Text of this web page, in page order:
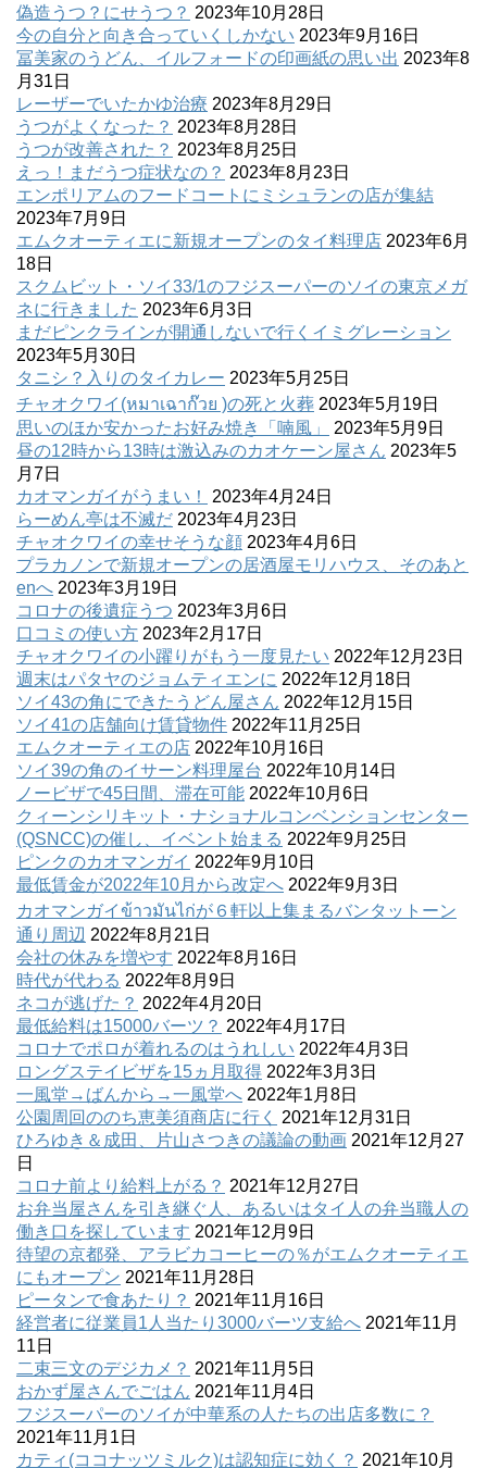
偽造うつ？にせうつ？ 2023年10月28日
今の自分と向き合っていくしかない 2023年9月16日
冨美家のうどん、イルフォードの印画紙の思い出 2023年8
月31日
レーザーでいたかゆ治療 2023年8月29日
うつがよくなった？ 2023年8月28日
うつが改善された？ 2023年8月25日
えっ！まだうつ症状なの？ 2023年8月23日
エンポリアムのフードコートにミシュランの店が集結
2023年7月9日
エムクオーティエに新規オープンのタイ料理店 2023年6月
18日
スクムビット・ソイ33/1のフジスーパーのソイの東京メガ
ネに行きました 2023年6月3日
まだピンクラインが開通しないで行くイミグレーション
2023年5月30日
タニシ？入りのタイカレー 2023年5月25日
チャオクワイ(หมาเฉาก๊วย )の死と火葬 2023年5月19日
思いのほか安かったお好み焼き「喃風」
2023年5月9日
昼の12時から13時は激込みのカオケーン屋さん 2023年5
月7日
カオマンガイがうまい！
2023年4月24日
らーめん亭は不滅だ 2023年4月23日
チャオクワイの幸せそうな顔 2023年4月6日
プラカノンで新規オープンの居酒屋モリハウス、そのあと
enへ 2023年3月19日
コロナの後遺症うつ 2023年3月6日
口コミの使い方 2023年2月17日
チャオクワイの小躍りがもう一度見たい 2022年12月23日
週末はパタヤのジョムティエンに 2022年12月18日
ソイ43の角にできたうどん屋さん 2022年12月15日
ソイ41の店舗向け賃貸物件 2022年11月25日
エムクオーティエの店 2022年10月16日
ソイ39の角のイサーン料理屋台 2022年10月14日
ノービザで45日間、滞在可能 2022年10月6日
クィーンシリキット・ナショナルコンベンションセンター
(QSNCC)の催し、イベント始まる 2022年9月25日
ピンクのカオマンガイ 2022年9月10日
最低賃金が2022年10月から改定へ 2022年9月3日
カオマンガイข้าวมันไก่が６軒以上集まるバンタットーン
通り周辺 2022年8月21日
会社の休みを増やす 2022年8月16日
時代が代わる 2022年8月9日
ネコが逃げた？ 2022年4月20日
最低給料は15000バーツ？ 2022年4月17日
コロナでポロが着れるのはうれしい 2022年4月3日
ロングステイビザを15ヵ月取得 2022年3月3日
一風堂→ばんから→一風堂へ 2022年1月8日
公園周回ののち恵美須商店に行く
2021年12月31日
ひろゆき＆成田、片山さつきの議論の動画 2021年12月27
日
コロナ前より給料上がる？ 2021年12月27日
お弁当屋さんを引き継ぐ人、あるいはタイ人の弁当職人の
働き口を探しています 2021年12月9日
待望の京都発、アラビカコーヒーの％がエムクオーティエ
にもオープン 2021年11月28日
ピータンで食あたり？ 2021年11月16日
経営者に従業員1人当たり3000バーツ支給へ 2021年11月
11日
二束三文のデジカメ？ 2021年11月5日
おかず屋さんでごはん 2021年11月4日
フジスーパーのソイが中華系の人たちの出店多数に？
2021年11月1日
カティ(ココナッツミルク)は認知症に効く？ 2021年10月